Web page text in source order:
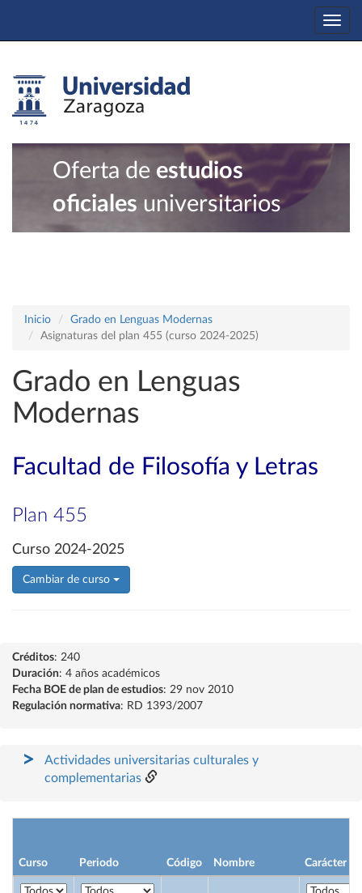
Oferta de estudios
oficiales universitarios
Inicio
Grado en Lenguas Modernas
Asignaturas del plan 455 (curso 2024-2025)
Grado en Lenguas
Modernas
Facultad de Filosofía y Letras
Plan 455
Curso 2024-2025
Cambiar de curso
Créditos: 240
Duración: 4 años académicos
Fecha BOE de plan de estudios: 29 nov 2010
Regulación normativa: RD 1393/2007
Actividades universitarias culturales y
complementarias
Curso Periodo Código Nombre Carácter